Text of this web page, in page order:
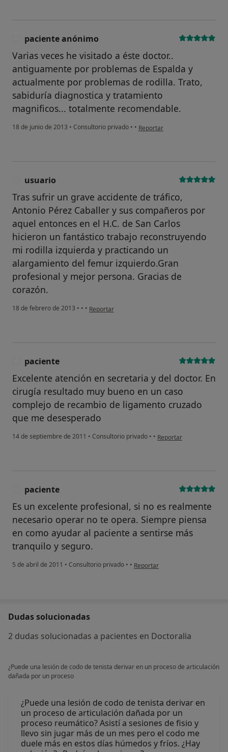
paciente anónimo
Varias veces he visitado a éste doctor..
antiguamente por problemas de Espalda y
actualmente por problemas de rodilla. Trato,
sabiduría diagnostica y tratamiento
magnificos... totalmente recomendable.
18 de junio de 2013 • Consultorio privado • • en opinión del usuario
Reportar
usuario
Tras sufrir un grave accidente de tráfico,
Antonio Pérez Caballer y sus compañeros por
aquel entonces en el H.C. de San Carlos
hicieron un fantástico trabajo reconstruyendo
mi rodilla izquierda y practicando un
alargamiento del femur izquierdo.Gran
profesional y mejor persona. Gracias de
corazón.
18 de febrero de 2013 • • • en opinión del usuario usuario
Reportar
paciente
Excelente atención en secretaria y del doctor. En
cirugía resultado muy bueno en un caso
complejo de recambio de ligamento cruzado
que me desesperado
14 de septiembre de 2011 • Consultorio privado • • en opinión del usuario
Reportar
paciente
Es un excelente profesional, si no es realmente
necesario operar no te opera. Siempre piensa
en como ayudar al paciente a sentirse más
tranquilo y seguro.
5 de abril de 2011 • Consultorio privado • • en opinión del usuario paciente
Reportar
Dudas solucionadas
2 dudas solucionadas a pacientes en Doctoralia
¿Puede una lesión de codo de tenista derivar en un proceso de articulación
dañada por un proceso
¿Puede una lesión de codo de tenista derivar en
un proceso de articulación dañada por un
proceso reumático? Asistí a sesiones de fisio y
llevo sin jugar más de un mes pero el codo me
duele más en estos días húmedos y fríos. ¿Hay